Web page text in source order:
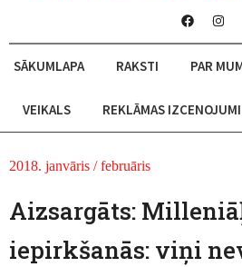
SĀKUMLAPA RAKSTI PAR
VEIKALS REKLĀMAS IZCENOJUMI
2018. janvāris / februāris
Aizsargāts:
iepirkšanās: viņi